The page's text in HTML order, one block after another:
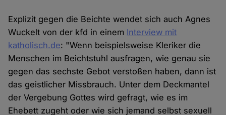
Explizit gegen die Beichte wendet sich auch Agnes
Wuckelt von der kfd in einem Interview mit
katholisch.de: "Wenn beispielsweise Kleriker die
Menschen im Beichtstuhl ausfragen, wie genau sie
gegen das sechste Gebot verstoßen haben, dann ist
das geistlicher Missbrauch. Unter dem Deckmantel
der Vergebung Gottes wird gefragt, wie es im
Ehebett zugeht oder wie sich jemand selbst sexuell